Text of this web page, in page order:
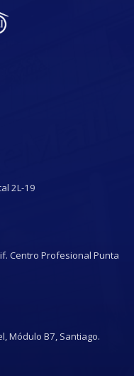
2L-19
Centro Profesional Punta
Módulo B7, Santiago.